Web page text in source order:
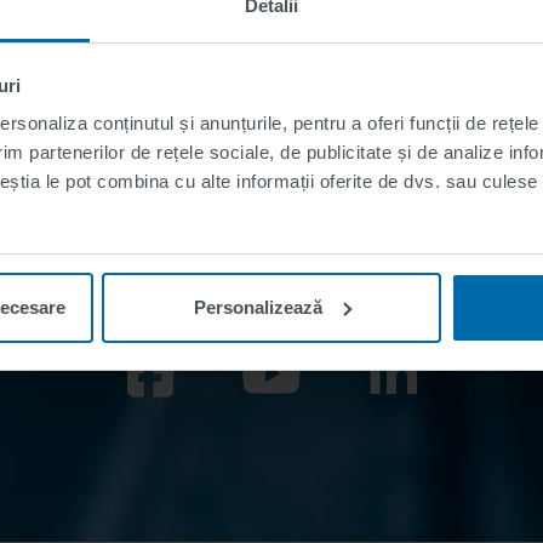
Detalii
conținutul și anunțurile, pentru a oferi funcții de
partenerilor de rețele sociale, de publicitate și de analize
le pot combina cu alte informații oferite de dvs. sau
Personalizează
Contact Us